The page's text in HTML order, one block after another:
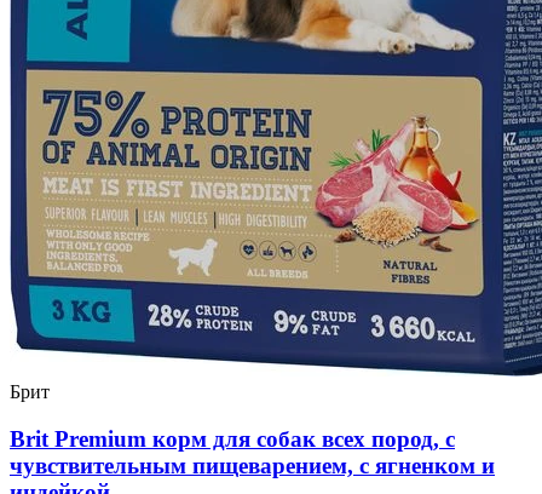
Брит
Brit Premium корм для собак всех пород, с
чувствительным пищеварением, с ягненком и